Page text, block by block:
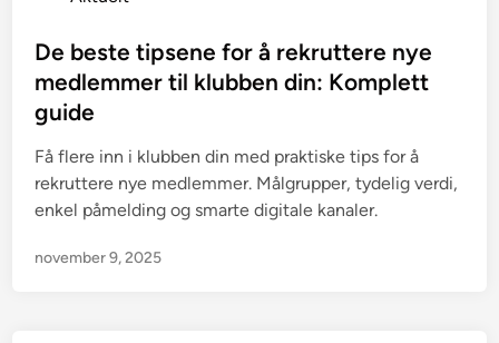
s
t
d
i
n
De beste tipsene for å rekruttere nye
medlemmer til klubben din: Komplett
guide
Få flere inn i klubben din med praktiske tips for å
rekruttere nye medlemmer. Målgrupper, tydelig verdi,
enkel påmelding og smarte digitale kanaler.
november 9, 2025